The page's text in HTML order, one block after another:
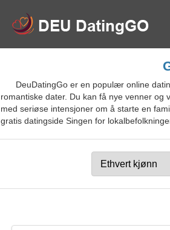
DeuDatingGo er en populær online
romantiske dater. Du kan få nye venner
med seriøse intensjoner om å starte en
gratis datingside Singen for